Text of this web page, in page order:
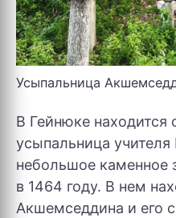
Усыпальница
В Гейнюке находится
усыпальница
небольшое каменное
в 1464 году. В нем
Акшемседдина и его